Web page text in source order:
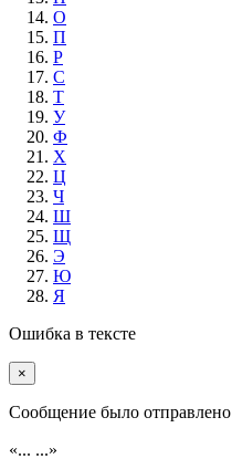
О
П
Р
С
Т
У
Ф
Х
Ц
Ч
Ш
Щ
Э
Ю
Я
Ошибка в тексте
×
Cообщение было отправлено
«... ...»